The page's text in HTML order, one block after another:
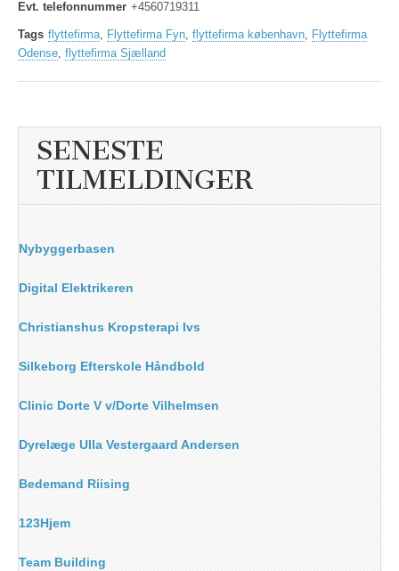
Evt. telefonnummer +4560719311
Tags flyttefirma, Flyttefirma Fyn, flyttefirma københavn, Flyttefirma
Odense, flyttefirma Sjælland
SENESTE
TILMELDINGER
Nybyggerbasen
Digital Elektrikeren
Christianshus Kropsterapi Ivs
Silkeborg Efterskole Håndbold
Clinic Dorte V v/Dorte Vilhelmsen
Dyrelæge Ulla Vestergaard Andersen
Bedemand Riising
123Hjem
Team Building